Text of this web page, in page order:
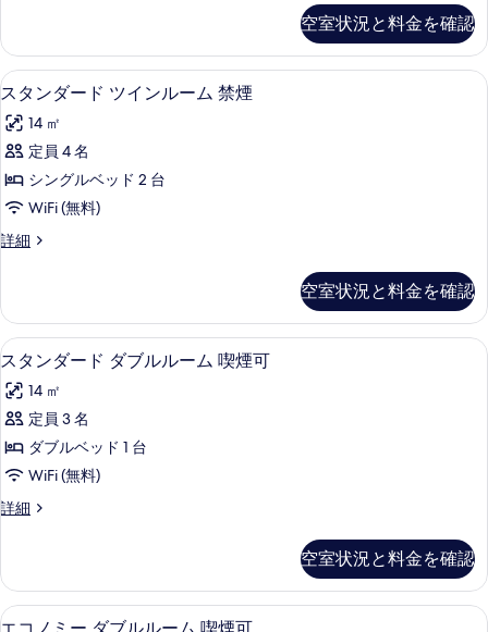
る
て
の
写
真
を
表
す
ン
ル
ー
ム
喫
煙
可
の
て
の
写
真
を
表
す
ー
ド
ツ
ン
ル
ム
喫
可
空室状況と料金を確認
ス
タ
ン
ダ
ー
ツ
ン
ル
ー
ム
禁
煙
の
す
の
写
デスク、アイロン / アイロン台、
15
スタンダード ツインルーム 禁煙
14 ㎡
定員 4 名
シングルベッド 2 台
WiFi (無料)
詳細
ス
ー
ド
ツ
ン
ル
ム
禁
の
空室状況と料金を確認
ス
タ
ン
ダ
ー
ダ
ル
ル
デスク、アイロン / アイロン台、
15
スタンダード ダブルルーム 喫煙可
14 ㎡
定員 3 名
ダブルベッド 1 台
WiFi (無料)
詳細
ス
ー
ド
ダ
空室状況と料金を確認
エ デスク、アイロン / アイロン台、
15